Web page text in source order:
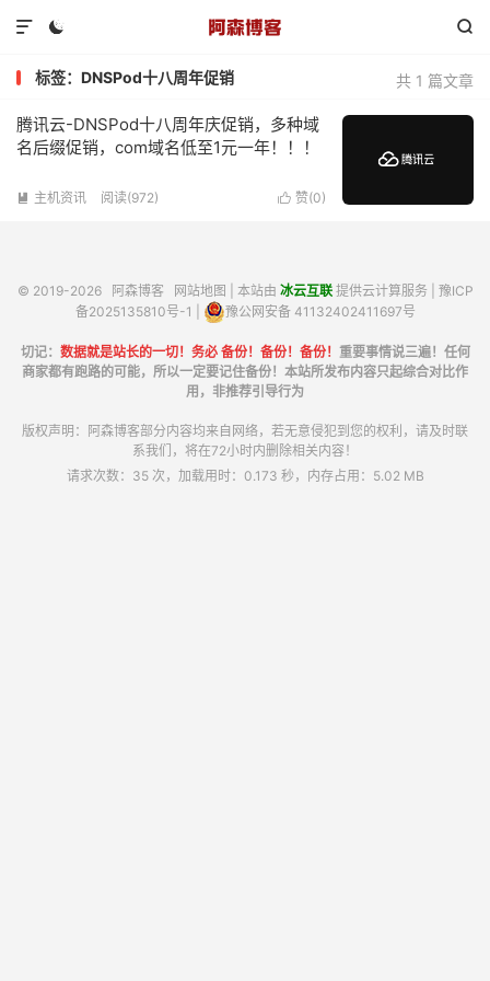
 

共 1 篇文章
标签：DNSPod十八周年促销
腾讯云-DNSPod十八周年庆促销，多种域
名后缀促销，com域名低至1元一年！！！
 赞(0)
 主机资讯 阅读(972)
© 2019-2026 阿森博客 网站地图 | 本站由 冰云互联提供云计算服务 | 豫ICP
备2025135810号-1
豫公网安备 41132402411697号
切记： 数据就是站长的一切！务必 备份！备份！备份！ 重要事情说三遍！任何
商家都有跑路的可能，所以一定要记住备份！本站所发布内容只起综合对比作
用，非推荐引导行为
版权声明：阿森博客部分内容均来自网络，若无意侵犯到您的权利，请及时联
系我们，将在72小时内删除相关内容！
请求次数：35 次，加载用时：0.173 秒，内存占用：5.02 MB